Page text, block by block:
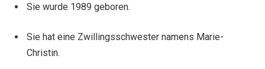
Sie wurde 1989 geboren.
Sie hat eine Zwillingsschwester namens Marie-
Christin.